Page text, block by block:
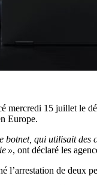
mercredi 15 juillet le
Europe.
qui utilisait des
», ont déclaré les
l’arrestation de deux